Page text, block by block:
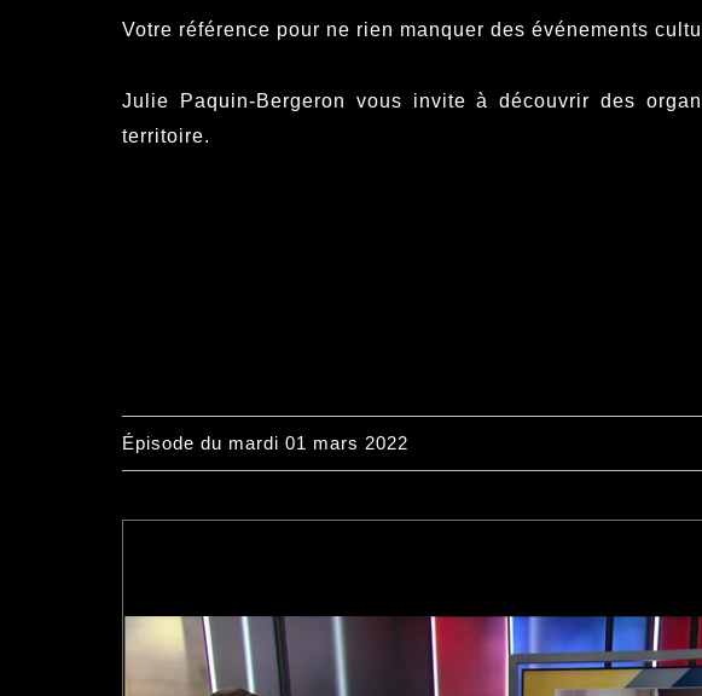
Votre référence pour ne rien manquer des événements
Julie Paquin-Bergeron vous invite à découvrir des
territoire.
Épisode du mardi 01 mars 2022